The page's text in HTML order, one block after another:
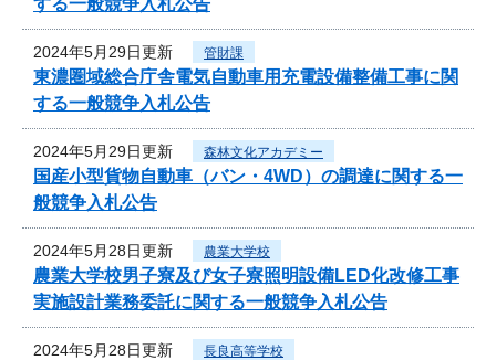
2024年5月29日更新 管財課
東濃圏域総合庁舎電気自動車用充電設備整備工事に関
する一般競争入札公告
2024年5月29日更新 森林文化アカデミー
国産小型貨物自動車（バン・4WD）の調達に関する一
般競争入札公告
2024年5月28日更新 農業大学校
農業大学校男子寮及び女子寮照明設備LED化改修工事
実施設計業務委託に関する一般競争入札公告
2024年5月28日更新 長良高等学校